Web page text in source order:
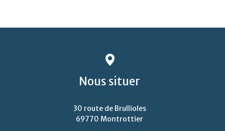
Nous situer
30 route de Brullioles
69770 Montrottier